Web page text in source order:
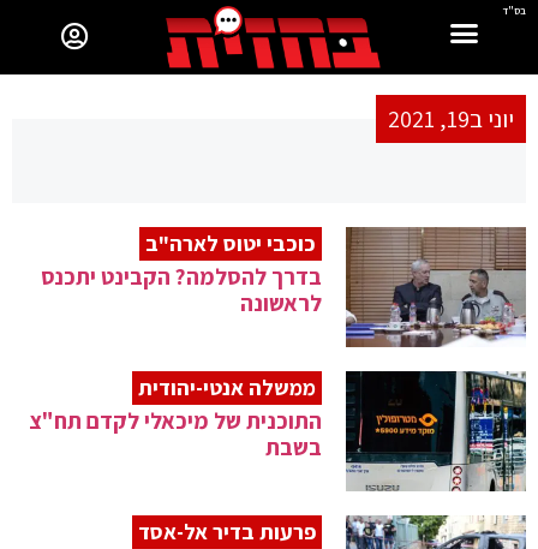
בס"ד
יוני ב19, 2021
כוכבי יטוס לארה"ב
בדרך להסלמה? הקבינט יתכנס
לראשונה
ממשלה אנטי-יהודית
התוכנית של מיכאלי לקדם תח"צ
בשבת
פרעות בדיר אל-אסד